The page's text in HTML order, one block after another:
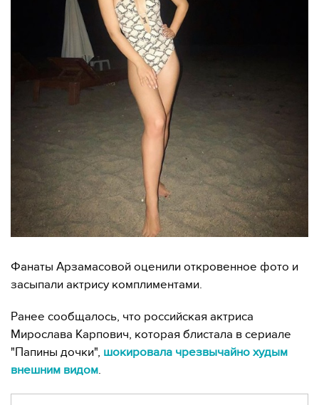
Фанаты Арзамасовой оценили откровенное фото и
засыпали актрису комплиментами.
Ранее сообщалось, что российская актриса
Мирослава Карпович, которая блистала в сериале
"Папины дочки", шокировала чрезвычайно худым
внешним видом.